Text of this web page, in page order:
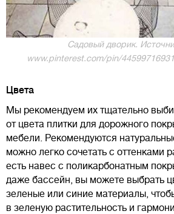
Садовый дворик.
www.pinterest.com/pin/
Цвета
Мы рекомендуем их тщательно
от цвета плитки для дорожного
мебели. Рекомендуются
можно легко сочетать с оттенками
есть навес с поликарбонатным
даже бассейн, вы можете выбрать
зеленые или синие материалы,
в зеленую растительность и